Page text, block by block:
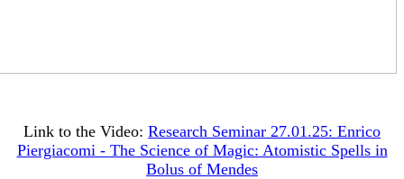
Link to the Video: Research Seminar 27.01.25: Enrico
Piergiacomi - The Science of Magic: Atomistic Spells in
Bolus of Mendes